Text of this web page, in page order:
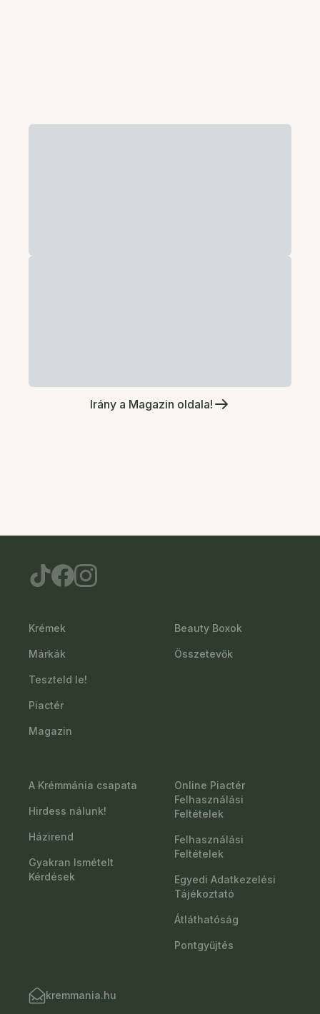
Irány a Magazin oldala!
Krémek
Márkák
Teszteld le!
Piactér
Magazin
Beauty Boxok
Összetevők
A Krémmánia csapata
Hirdess nálunk!
Házirend
Gyakran Ismételt
Kérdések
Online Piactér
Felhasználási
Feltételek
Felhasználási
Feltételek
Egyedi Adatkezelési
Tájékoztató
Átláthatóság
Pontgyűjtés
kremmania.hu